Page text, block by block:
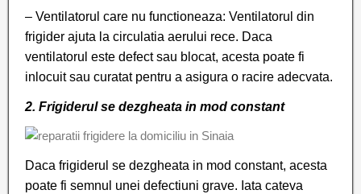
– Ventilatorul care nu functioneaza: Ventilatorul din
frigider ajuta la circulatia aerului rece. Daca
ventilatorul este defect sau blocat, acesta poate fi
inlocuit sau curatat pentru a asigura o racire adecvata.
2. Frigiderul se dezgheata in mod constant
Daca frigiderul se dezgheata in mod constant, acesta
poate fi semnul unei defectiuni grave. Iata cateva